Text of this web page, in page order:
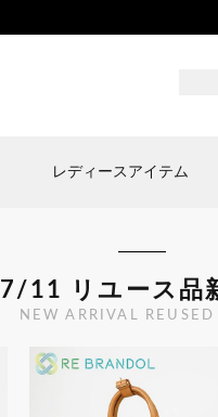
レディースアイテム
7/11 リユース品
NEW ARRIVAL REUSED